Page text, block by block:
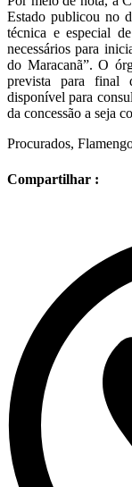
Estado publicou no
técnica e especial
necessários para
do Maracanã”. O
prevista para final
disponível para
da concessão a seja
Procurados,
Compartilhar :